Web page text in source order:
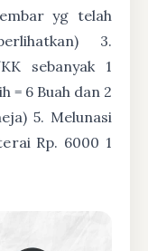
yg telah
3.
sebanyak 1
= 6 Buah dan 2
5. Melunasi
Rp. 6000 1